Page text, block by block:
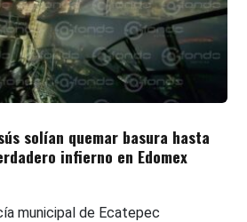
solían quemar basura hasta
infierno en Edomex
municipal de Ecatepec